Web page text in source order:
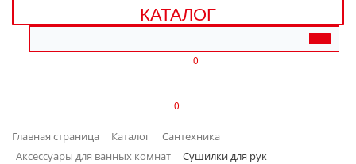
ДЕТСКИЕ ТОВАРЫ
ИНТЕРЬЕР
КАТАЛОГ
0
0
Главная страница Каталог
Сантехника
Аксессуары для ванных комнат
Сушилки для рук